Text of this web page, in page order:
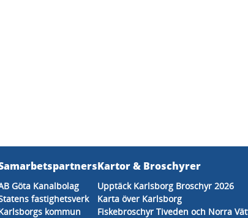
Göta Kanalbolag
fastighetsverk
kommun
Kartor & Broschyrer
Upptäck Karlsborg Broschyr 2026
Karta över Karlsborg
Fiskebroschyr Tiveden och Norra